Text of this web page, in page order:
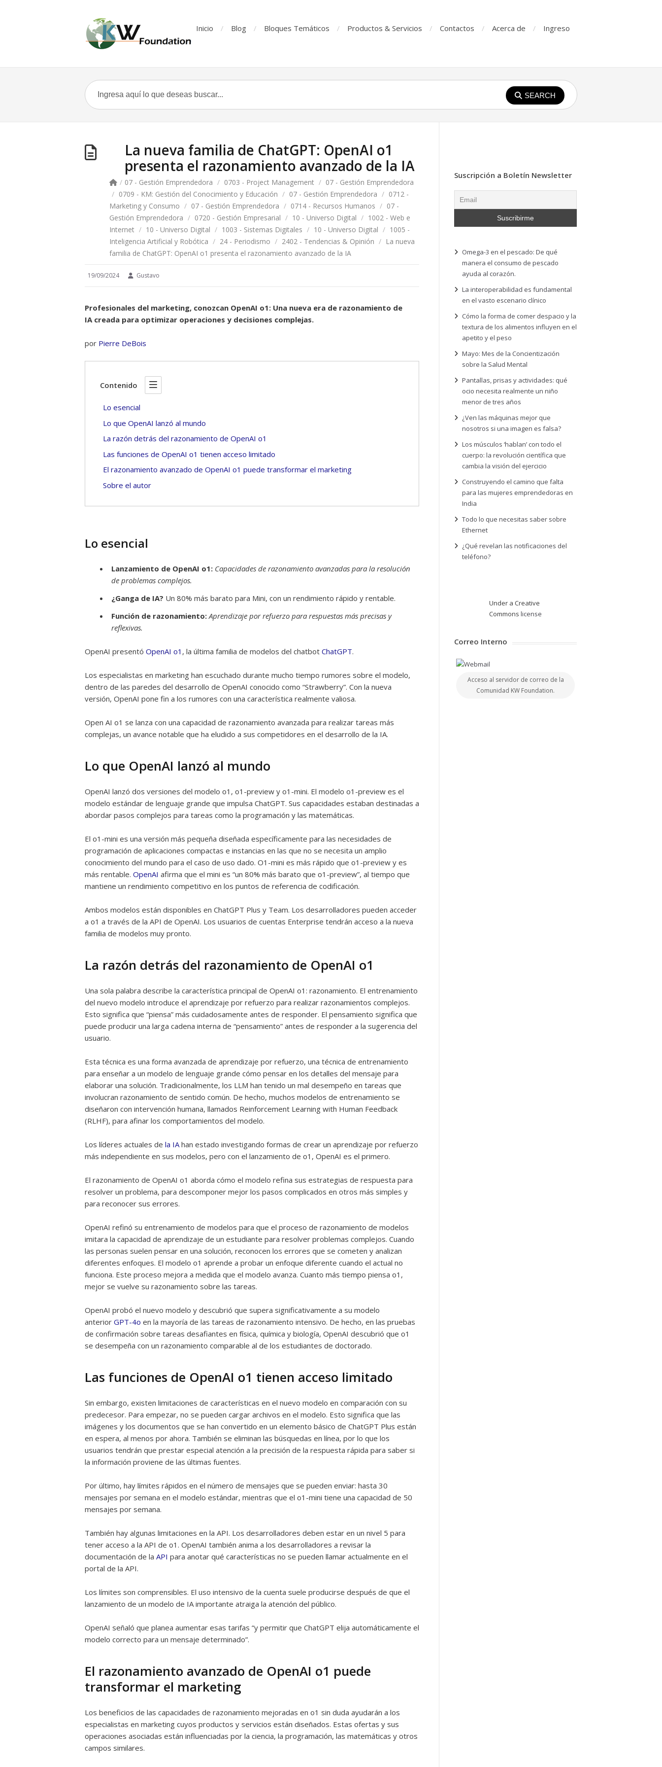
Inicio Blog Bloques Temáticos Productos & Servicios Contactos Acerca de Ingreso
SEARCH
La nueva familia de ChatGPT: OpenAI o1
presenta el razonamiento avanzado de la IA
/ 07 - Gestión Emprendedora / 0703 - Project Management / 07 - Gestión Emprendedora
/ 0709 - KM: Gestión del Conocimiento y Educación / 07 - Gestión Emprendedora / 0712 -
Marketing y Consumo / 07 - Gestión Emprendedora / 0714 - Recursos Humanos / 07 -
Gestión Emprendedora / 0720 - Gestión Empresarial / 10 - Universo Digital / 1002 - Web e
Internet / 10 - Universo Digital / 1003 - Sistemas Digitales / 10 - Universo Digital / 1005 -
Inteligencia Artificial y Robótica / 24 - Periodismo / 2402 - Tendencias & Opinión / La nueva
familia de ChatGPT: OpenAI o1 presenta el razonamiento avanzado de la IA
19/09/2024 Gustavo
Profesionales del marketing, conozcan OpenAI o1: Una nueva era de razonamiento de
IA creada para optimizar operaciones y decisiones complejas.
por Pierre DeBois
Contenido
Lo esencial
Lo que OpenAI lanzó al mundo
La razón detrás del razonamiento de OpenAI o1
Las funciones de OpenAI o1 tienen acceso limitado
El razonamiento avanzado de OpenAI o1 puede transformar el marketing
Sobre el autor
Lo esencial
Lanzamiento de OpenAI o1: Capacidades de razonamiento avanzadas para la resolución
de problemas complejos.
¿Ganga de IA? Un 80% más barato para Mini, con un rendimiento rápido y rentable.
Función de razonamiento: Aprendizaje por refuerzo para respuestas más precisas y
reflexivas.
OpenAI presentó OpenAI o1 , la última familia de modelos del chatbot ChatGPT.
Los especialistas en marketing han escuchado durante mucho tiempo rumores sobre el modelo,
dentro de las paredes del desarrollo de OpenAI conocido como “Strawberry”. Con la nueva
versión, OpenAI pone fin a los rumores con una característica realmente valiosa.
Open AI o1 se lanza con una capacidad de razonamiento avanzada para realizar tareas más
complejas, un avance notable que ha eludido a sus competidores en el desarrollo de la IA.
Lo que OpenAI lanzó al mundo
OpenAI lanzó dos versiones del modelo o1, o1-preview y o1-mini. El modelo o1-preview es el
modelo estándar de lenguaje grande que impulsa ChatGPT. Sus capacidades estaban destinadas a
abordar pasos complejos para tareas como la programación y las matemáticas.
El o1-mini es una versión más pequeña diseñada específicamente para las necesidades de
programación de aplicaciones compactas e instancias en las que no se necesita un amplio
conocimiento del mundo para el caso de uso dado. O1-mini es más rápido que o1-preview y es
más rentable. OpenAI afirma que el mini es “un 80% más barato que o1-preview”, al tiempo que
mantiene un rendimiento competitivo en los puntos de referencia de codificación.
Ambos modelos están disponibles en ChatGPT Plus y Team. Los desarrolladores pueden acceder
a o1 a través de la API de OpenAI. Los usuarios de cuentas Enterprise tendrán acceso a la nueva
familia de modelos muy pronto.
La razón detrás del razonamiento de OpenAI o1
Una sola palabra describe la característica principal de OpenAI o1: razonamiento. El entrenamiento
del nuevo modelo introduce el aprendizaje por refuerzo para realizar razonamientos complejos.
Esto significa que “piensa” más cuidadosamente antes de responder. El pensamiento significa que
puede producir una larga cadena interna de “pensamiento” antes de responder a la sugerencia del
usuario.
Esta técnica es una forma avanzada de aprendizaje por refuerzo, una técnica de entrenamiento
para enseñar a un modelo de lenguaje grande cómo pensar en los detalles del mensaje para
elaborar una solución. Tradicionalmente, los LLM han tenido un mal desempeño en tareas que
involucran razonamiento de sentido común. De hecho, muchos modelos de entrenamiento se
diseñaron con intervención humana, llamados Reinforcement Learning with Human Feedback
(RLHF), para afinar los comportamientos del modelo.
Los líderes actuales de la IA han estado investigando formas de crear un aprendizaje por refuerzo
más independiente en sus modelos, pero con el lanzamiento de o1, OpenAI es el primero.
El razonamiento de OpenAI o1 aborda cómo el modelo refina sus estrategias de respuesta para
resolver un problema, para descomponer mejor los pasos complicados en otros más simples y
para reconocer sus errores.
OpenAI refinó su entrenamiento de modelos para que el proceso de razonamiento de modelos
imitara la capacidad de aprendizaje de un estudiante para resolver problemas complejos. Cuando
las personas suelen pensar en una solución, reconocen los errores que se cometen y analizan
diferentes enfoques. El modelo o1 aprende a probar un enfoque diferente cuando el actual no
funciona. Este proceso mejora a medida que el modelo avanza. Cuanto más tiempo piensa o1,
mejor se vuelve su razonamiento sobre las tareas.
OpenAI probó el nuevo modelo y descubrió que supera significativamente a su modelo
anterior GPT-4o en la mayoría de las tareas de razonamiento intensivo. De hecho, en las pruebas
de confirmación sobre tareas desafiantes en física, química y biología, OpenAI descubrió que o1
se desempeña con un razonamiento comparable al de los estudiantes de doctorado.
Las funciones de OpenAI o1 tienen acceso limitado
Sin embargo, existen limitaciones de características en el nuevo modelo en comparación con su
predecesor. Para empezar, no se pueden cargar archivos en el modelo. Esto significa que las
imágenes y los documentos que se han convertido en un elemento básico de ChatGPT Plus están
en espera, al menos por ahora. También se eliminan las búsquedas en línea, por lo que los
usuarios tendrán que prestar especial atención a la precisión de la respuesta rápida para saber si
la información proviene de las últimas fuentes.
Por último, hay límites rápidos en el número de mensajes que se pueden enviar: hasta 30
mensajes por semana en el modelo estándar, mientras que el o1-mini tiene una capacidad de 50
mensajes por semana.
También hay algunas limitaciones en la API. Los desarrolladores deben estar en un nivel 5 para
tener acceso a la API de o1. OpenAI también anima a los desarrolladores a revisar la
documentación de la API para anotar qué características no se pueden llamar actualmente en el
portal de la API.
Los límites son comprensibles. El uso intensivo de la cuenta suele producirse después de que el
lanzamiento de un modelo de IA importante atraiga la atención del público.
OpenAI señaló que planea aumentar esas tarifas “y permitir que ChatGPT elija automáticamente el
modelo correcto para un mensaje determinado”.
El razonamiento avanzado de OpenAI o1 puede
transformar el marketing
Los beneficios de las capacidades de razonamiento mejoradas en o1 sin duda ayudarán a los
especialistas en marketing cuyos productos y servicios están diseñados. Estas ofertas y sus
operaciones asociadas están influenciadas por la ciencia, la programación, las matemáticas y otros
campos similares.
Suscripción a Boletín Newsletter
Omega-3 en el pescado: De qué
manera el consumo de pescado
ayuda al corazón.
La interoperabilidad es fundamental
en el vasto escenario clínico
Cómo la forma de comer despacio y la
textura de los alimentos influyen en el
apetito y el peso
Mayo: Mes de la Concientización
sobre la Salud Mental
Pantallas, prisas y actividades: qué
ocio necesita realmente un niño
menor de tres años
¿Ven las máquinas mejor que
nosotros si una imagen es falsa?
Los músculos ‘hablan’ con todo el
cuerpo: la revolución científica que
cambia la visión del ejercicio
Construyendo el camino que falta
para las mujeres emprendedoras en
India
Todo lo que necesitas saber sobre
Ethernet
¿Qué revelan las notificaciones del
teléfono?
Under a Creative
Commons license
Correo Interno
Acceso al servidor de correo de la
Comunidad KW Foundation.